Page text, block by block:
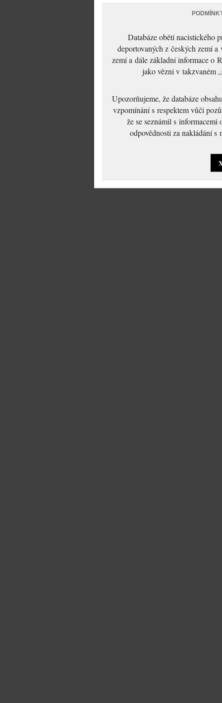
Databáze obětí nacistického
deportovaných z českých zemí
zemí a dále základní informace o
jako vězni v takzvaném
Upozorňujeme, že databáze
vzpomínání s respektem vůči
že se seznámil s
odpovědnosti za nakládání